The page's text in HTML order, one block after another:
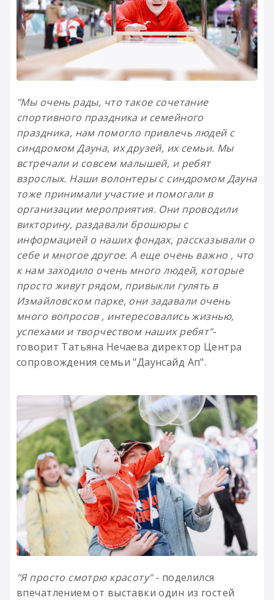
"Мы очень рады, что такое сочетание
спортивного праздника и семейного
праздника, нам помогло привлечь людей с
синдромом Дауна, их друзей, их семьи. Мы
встречали и совсем малышей, и ребят
взрослых. Наши волонтеры с синдромом Дауна
тоже принимали участие и помогали в
организации мероприятия. Они проводили
викторину, раздавали брошюры с
информацией о наших фондах, рассказывали о
себе и многое другое. А еще очень важно , что
к нам заходило очень много людей, которые
просто живут рядом, привыкли гулять в
Измайловском парке, они задавали очень
много вопросов , интересовались жизнью,
успехами и творчеством наших ребят"-
говорит Татьяна Нечаева директор Центра
сопровождения семьи "Даунсайд Ап".
"Я просто смотрю красоту"- поделился
впечатлением от выставки один из гостей